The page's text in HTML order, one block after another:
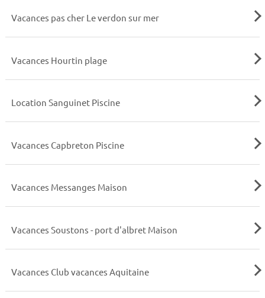
Vacances pas cher Le verdon sur mer
Vacances Hourtin plage
Location Sanguinet Piscine
Vacances Capbreton Piscine
Vacances Messanges Maison
Vacances Soustons - port d'albret Maison
Vacances Club vacances Aquitaine